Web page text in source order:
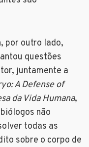
por outro lado,
questões
juntamente a
A Defense of
da Vida Humana,
não
todas as
sobre o corpo de